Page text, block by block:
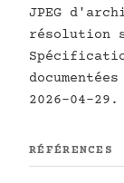
JPEG
résolution
2026-04-29.
RÉFÉRENCES